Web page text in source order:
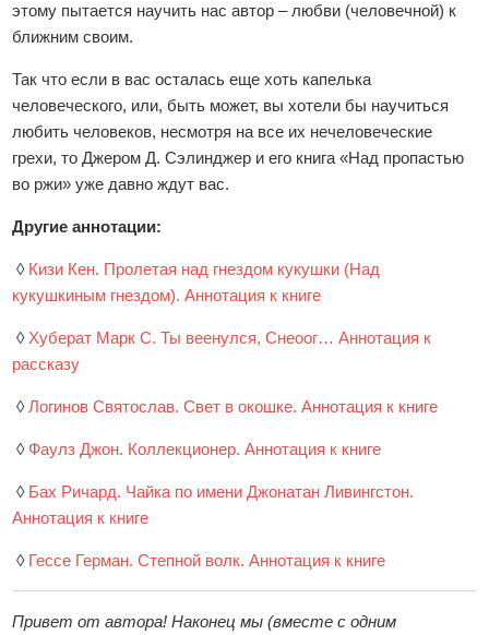
этому пытается научить нас автор – любви (человечной) к
ближним своим.
Так что если в вас осталась еще хоть капелька
человеческого, или, быть может, вы хотели бы научиться
любить человеков, несмотря на все их нечеловеческие
грехи, то Джером Д. Сэлинджер и его книга «Над пропастью
во ржи» уже давно ждут вас.
Другие аннотации:
◊ Кизи Кен. Пролетая над гнездом кукушки (Над
кукушкиным гнездом). Аннотация к книге
◊ Хуберат Марк С. Ты веенулся, Снеоог… Аннотация к
рассказу
◊Логинов Святослав. Свет в окошке. Аннотация к книге
◊ Фаулз Джон. Коллекционер. Аннотация к книге
◊ Бах Ричард. Чайка по имени Джонатан Ливингстон.
Аннотация к книге
◊ Гессе Герман. Степной волк. Аннотация к книге
Привет от автора! Наконец мы (вместе с одним